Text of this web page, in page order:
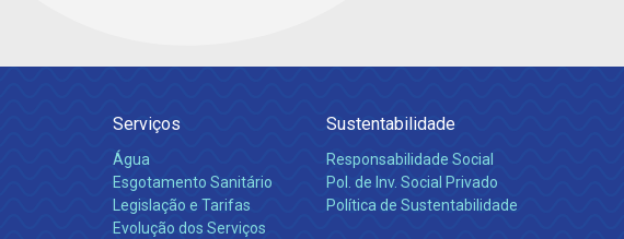
Serviços
Água
Esgotamento Sanitário
Legislação e Tarifas
Evolução dos Serviços
Sustentabilidade
Responsabilidade Social
Pol. de Inv. Social Privado
Política de Sustentabilidade